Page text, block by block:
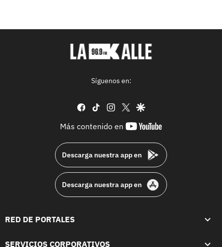
Síguenos en:
facebook
tiktok instagram
twittergoogle
Más contenido en
youtube-
Descarga nuestra app en
Descarga nuestra app en
RED DE PORTALES
SERVICIOS CORPORATIVOS